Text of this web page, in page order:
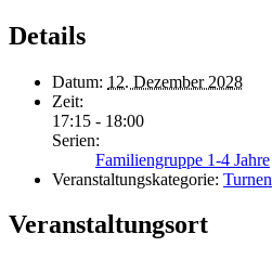
Details
Datum: 12. Dezember 2028
Zeit:
17:15 - 18:00
Serien:
Familiengruppe 1-4 Jahre
Veranstaltungskategorie: Turnen
Veranstaltungsort